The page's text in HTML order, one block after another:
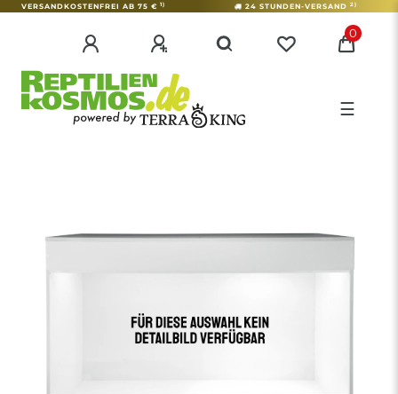
VERSANDKOSTENFREI AB 75 € 1) 24 STUNDEN-VERSAND 2)
0
☰